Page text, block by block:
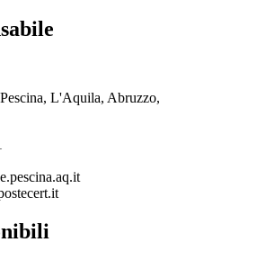
L'Aquila, Abruzzo,